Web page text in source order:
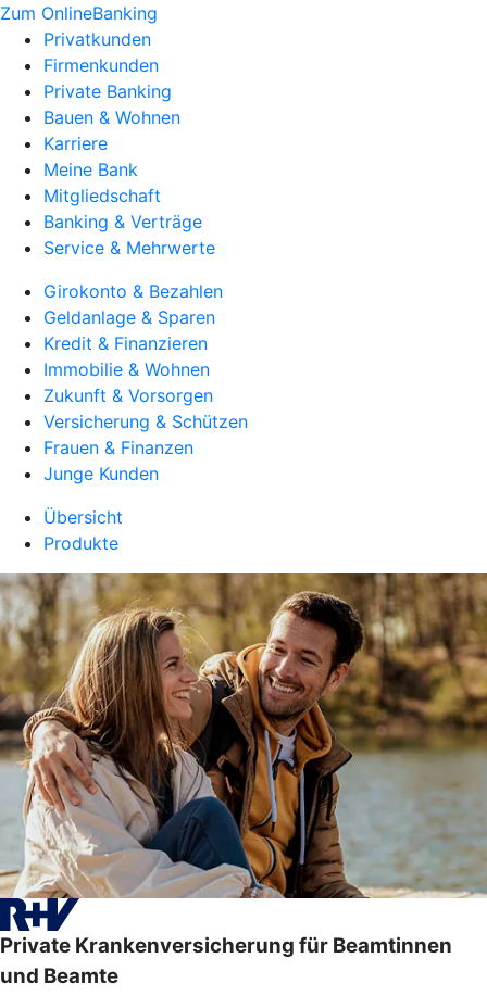
Zum OnlineBanking
Privatkunden
Firmenkunden
Private Banking
Bauen & Wohnen
Karriere
Meine Bank
Mitgliedschaft
Banking & Verträge
Service & Mehrwerte
Girokonto & Bezahlen
Geldanlage & Sparen
Kredit & Finanzieren
Immobilie & Wohnen
Zukunft & Vorsorgen
Versicherung & Schützen
Frauen & Finanzen
Junge Kunden
Übersicht
Produkte
Private Krankenversicherung für Beamtinnen
und Beamte